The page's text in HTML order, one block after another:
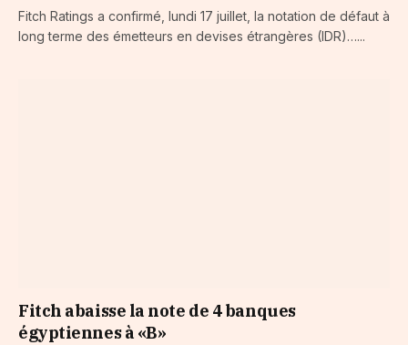
Fitch Ratings a confirmé, lundi 17 juillet, la notation de défaut à
long terme des émetteurs en devises étrangères (IDR)…...
Fitch abaisse la note de 4 banques
égyptiennes à «B»